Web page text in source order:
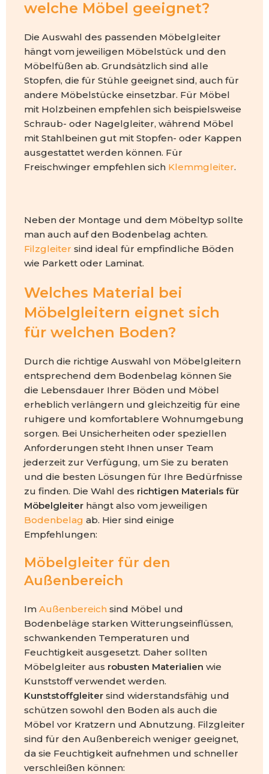
welche Möbel geeignet?
Die Auswahl des passenden Möbelgleiter
hängt vom jeweiligen Möbelstück und den
Möbelfüßen ab. Grundsätzlich sind alle
Stopfen, die für Stühle geeignet sind, auch für
andere Möbelstücke einsetzbar. Für Möbel
mit Holzbeinen empfehlen sich beispielsweise
Schraub- oder Nagelgleiter, während Möbel
mit Stahlbeinen gut mit Stopfen- oder Kappen
ausgestattet werden können. Für
Freischwinger empfehlen sich Klemmgleiter.
Neben der Montage und dem Möbeltyp sollte
man auch auf den Bodenbelag achten.
Filzgleiter sind ideal für empfindliche Böden
wie Parkett oder Laminat.
Welches Material bei
Möbelgleitern eignet sich
für welchen Boden?
Durch die richtige Auswahl von Möbelgleitern
entsprechend dem Bodenbelag können Sie
die Lebensdauer Ihrer Böden und Möbel
erheblich verlängern und gleichzeitig für eine
ruhigere und komfortablere Wohnumgebung
sorgen. Bei Unsicherheiten oder speziellen
Anforderungen steht Ihnen unser Team
jederzeit zur Verfügung, um Sie zu beraten
und die besten Lösungen für Ihre Bedürfnisse
zu finden. Die Wahl des richtigen Materials für
Möbelgleiter hängt also vom jeweiligen
Bodenbelag ab. Hier sind einige
Empfehlungen:
Möbelgleiter für den
Außenbereich
Im Außenbereich sind Möbel und
Bodenbeläge starken Witterungseinflüssen,
schwankenden Temperaturen und
Feuchtigkeit ausgesetzt. Daher sollten
Möbelgleiter aus robusten Materialien wie
Kunststoff verwendet werden.
Kunststoffgleiter sind widerstandsfähig und
schützen sowohl den Boden als auch die
Möbel vor Kratzern und Abnutzung. Filzgleiter
sind für den Außenbereich weniger geeignet,
da sie Feuchtigkeit aufnehmen und schneller
verschleißen können: